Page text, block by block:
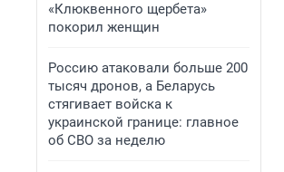
«Клюквенного щербета»
покорил женщин
Россию атаковали больше 200
тысяч дронов, а Беларусь
стягивает войска к
украинской границе: главное
об СВО за неделю